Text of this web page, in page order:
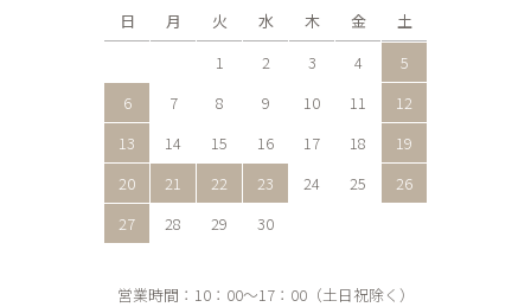
日 月 火 水 木 金
土
1
2 3 4
5
6
7 8 9 10 11
12
13
14 15 16 17 18
19
20
21 22 23 24 25
26
27
28 29 30
営業時間：10：00～17：00（土日祝除く）